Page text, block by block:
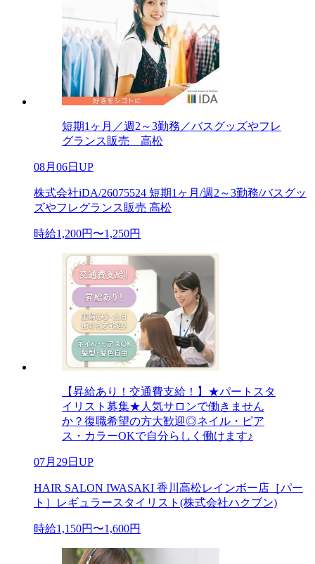
短期1ヶ月／週2～3勤務／バスグッズやフレ
グランス販売 高松
08月06日UP
株式会社iDA/26075524 短期1ヶ月/週2～3勤務/バスグッ
ズやフレグランス販売 高松
時給1,200円〜1,250円
【昇給あり！交通費支給！】★パートスタ
イリスト募集★人気サロンで働きません
か？復職希望の方大歓迎◎ネイル・ピア
ス・カラーOKで自分らしく働けます♪
07月29日UP
HAIR SALON IWASAKI 香川高松レインボー店［パー
ト］レギュラースタイリスト(株式会社ハクブン)
時給1,150円〜1,600円